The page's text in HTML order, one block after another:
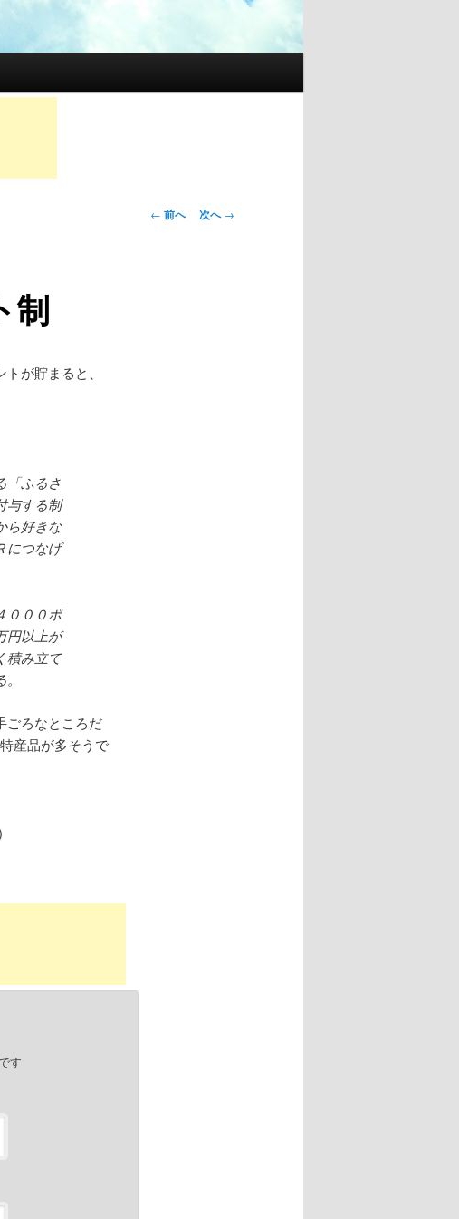
投稿ナビゲー
← 前へ 次へ→
制
が貯まると、
「ふるさ
与する制
ら好きな
につなげ
０００ポ
円以上が
積み立て
ごろなところだ
産品が多そうで
す